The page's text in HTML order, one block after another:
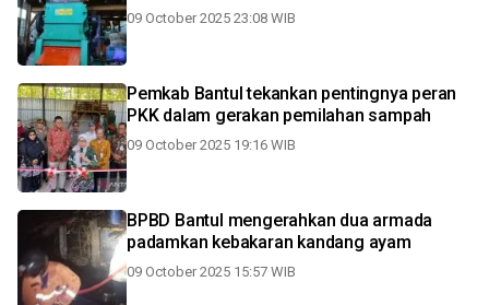
09 October 2025 23:08 WIB
Pemkab Bantul tekankan pentingnya peran
PKK dalam gerakan pemilahan sampah
09 October 2025 19:16 WIB
BPBD Bantul mengerahkan dua armada
padamkan kebakaran kandang ayam
09 October 2025 15:57 WIB